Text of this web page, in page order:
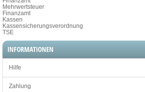
Mehrwertsteuer
Finanzamt
Kassen
Kassensicherungsverordnung
TSE
INFORMATIONEN
Hilfe
Zahlung